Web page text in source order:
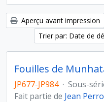
Aperçu avant impression
Trier par: Date de
JP677-JP984 · Sous-
Fait partie de Jean